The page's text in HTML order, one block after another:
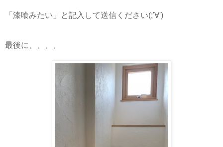
「漆喰みたい」と記入して送信ください(;'∀')
最後に、、、、